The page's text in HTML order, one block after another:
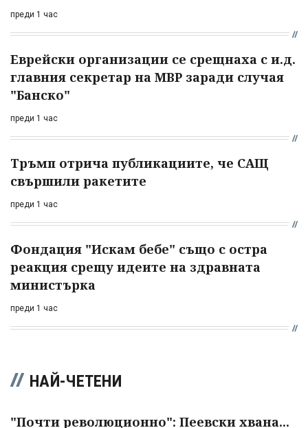
преди 1 час
Еврейски организации се срещнаха с и.д.
главния секретар на МВР заради случая
"Банско"
преди 1 час
Тръмп отрича публикациите, че САЩ
свършили ракетите
преди 1 час
Фондация "Искам бебе" също с остра
реакция срещу идеите на здравната
министърка
преди 1 час
НАЙ-ЧЕТЕНИ
"Почти революционно": Пеевски хвана...